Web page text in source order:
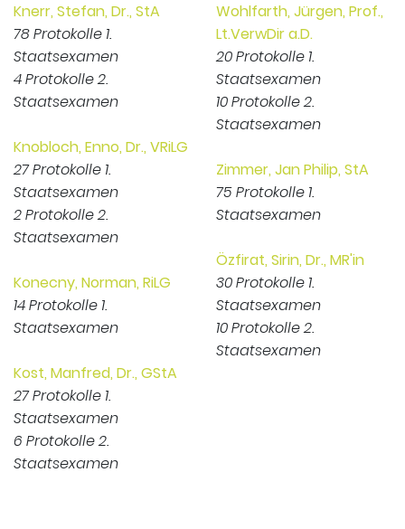
Knerr, Stefan, Dr., StA
78 Protokolle 1.
Staatsexamen
4 Protokolle 2.
Staatsexamen
Knobloch, Enno, Dr., VRiLG
27 Protokolle 1.
Staatsexamen
2 Protokolle 2.
Staatsexamen
Konecny, Norman, RiLG
14 Protokolle 1.
Staatsexamen
Kost, Manfred, Dr., GStA
27 Protokolle 1.
Staatsexamen
6 Protokolle 2.
Staatsexamen
Wohlfarth, Jürgen, Prof.,
Lt.VerwDir a.D.
20 Protokolle 1.
Staatsexamen
10 Protokolle 2.
Staatsexamen
Zimmer, Jan Philip, StA
75 Protokolle 1.
Staatsexamen
Özfirat, Sirin, Dr., MR'in
30 Protokolle 1.
Staatsexamen
10 Protokolle 2.
Staatsexamen